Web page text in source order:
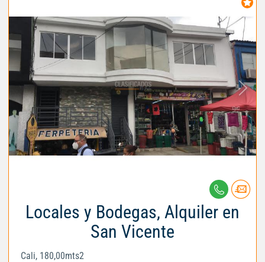
Locales y Bodegas, Alquiler en
San Vicente
Cali, 180,00mts2